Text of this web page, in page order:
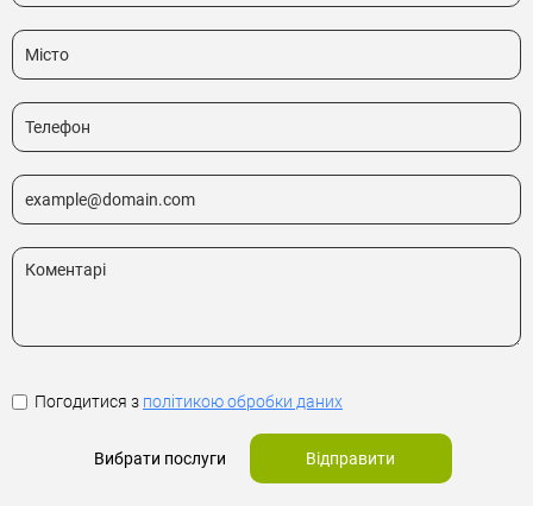
Погодитися з політикою обробки даних
Вибрати послуги Відправити